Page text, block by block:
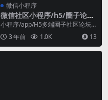
微信小程序
微信社区小程序/h5/圈子论坛
贴吧交友/博客/社交/陌生人社
交/宠物/话题/私域/同城引流
小程序/app/H5多端圈子社区论坛
系统,交友/博客/社交/陌生人社交,即
时聊天...
3 年前 1.0K 13